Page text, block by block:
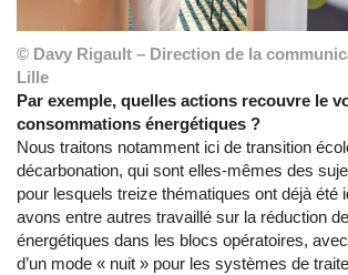
© Davy Rigault – Direction de la
Lille
Par exemple, quelles actions recouvre le
consommations énergétiques ?
Nous traitons notamment ici de transition
décarbonation, qui sont elles-mêmes des
pour lesquels treize thématiques ont déjà été
avons entre autres travaillé sur la réduction
énergétiques dans les blocs opératoires,
d’un mode « nuit » pour les systèmes de